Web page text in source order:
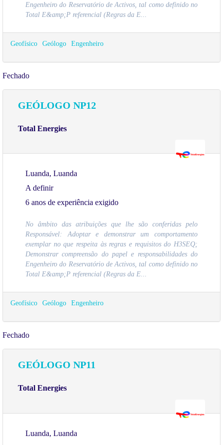
Engenheiro do Reservatório de Activos, tal como definido no
Total E&amp;P referencial (Regras da E...
Geofísico Geólogo Engenheiro
Fechado
GEÓLOGO NP12
Total Energies
Luanda, Luanda
A definir
6 anos de experiência exigido
No âmbito das atribuições que lhe são conferidas pelo
Responsável: Adoptar e demonstrar um comportamento
exemplar no que respeita às regras e requisitos do H3SEQ;
Demonstrar compreensão do papel e responsabilidades do
Engenheiro do Reservatório de Activos, tal como definido no
Total E&amp;P referencial (Regras da E...
Geofísico Geólogo Engenheiro
Fechado
GEÓLOGO NP11
Total Energies
Luanda, Luanda